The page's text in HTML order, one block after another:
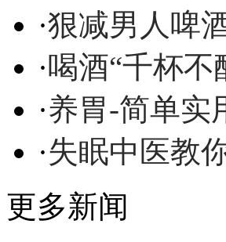
·狠减男人啤
·喝酒“千杯不
·养胃-简单实
·失眠中医教
更多新闻